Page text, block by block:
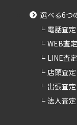
選べる6つ
電話査定
WEB査定
LINE査定
店頭査定
出張査定
法人査定